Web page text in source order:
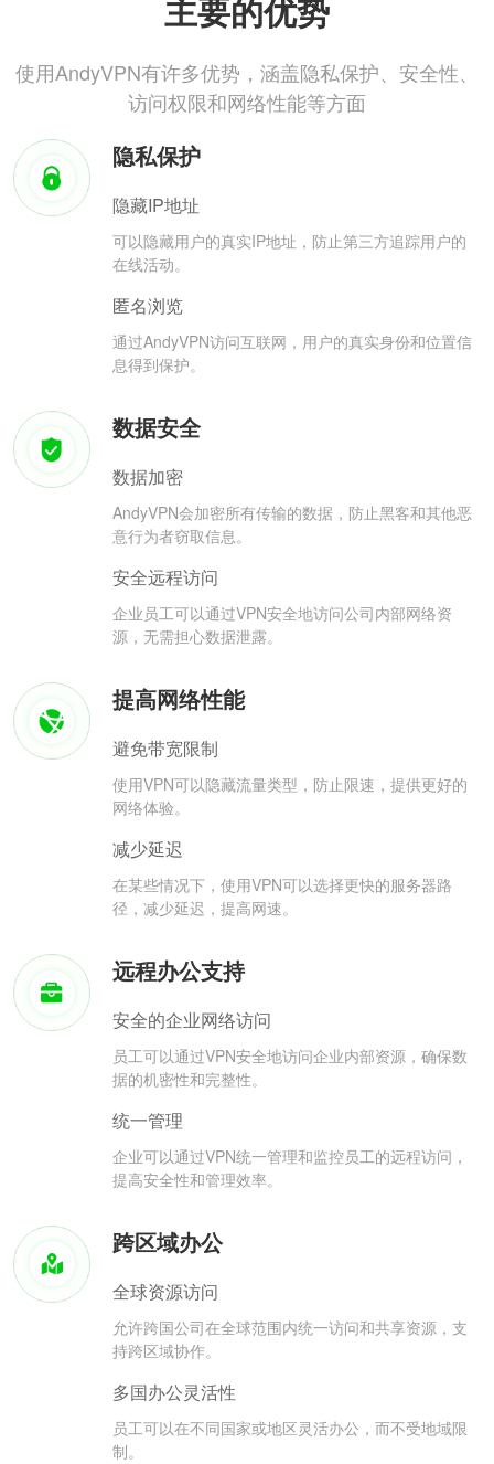
主要的优势
使用AndyVPN有许多优势，涵盖隐私保护、安全性、
访问权限和网络性能等方面
隐私保护
隐藏IP地址
可以隐藏用户的真实IP地址，防止第三方追踪用户的
在线活动。
匿名浏览
通过AndyVPN访问互联网，用户的真实身份和位置信
息得到保护。
数据安全
数据加密
AndyVPN会加密所有传输的数据，防止黑客和其他恶
意行为者窃取信息。
安全远程访问
企业员工可以通过VPN安全地访问公司内部网络资
源，无需担心数据泄露。
提高网络性能
避免带宽限制
使用VPN可以隐藏流量类型，防止限速，提供更好的
网络体验。
减少延迟
在某些情况下，使用VPN可以选择更快的服务器路
径，减少延迟，提高网速。
远程办公支持
安全的企业网络访问
员工可以通过VPN安全地访问企业内部资源，确保数
据的机密性和完整性。
统一管理
企业可以通过VPN统一管理和监控员工的远程访问，
提高安全性和管理效率。
跨区域办公
全球资源访问
允许跨国公司在全球范围内统一访问和共享资源，支
持跨区域协作。
多国办公灵活性
员工可以在不同国家或地区灵活办公，而不受地域限
制。